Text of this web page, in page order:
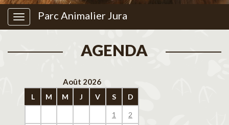
Parc Animalier Jura
AGENDA
Août 2026
L M M J V S D
1 2